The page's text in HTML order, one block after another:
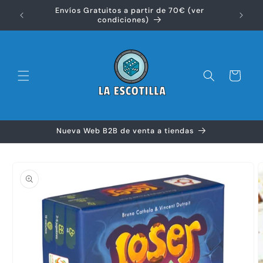
directamenteEnvíos Gratuitos a partir de 70€ (ver
condiciones)
Carrito
Nueva Web B2B de venta a tiendas
información
del producto